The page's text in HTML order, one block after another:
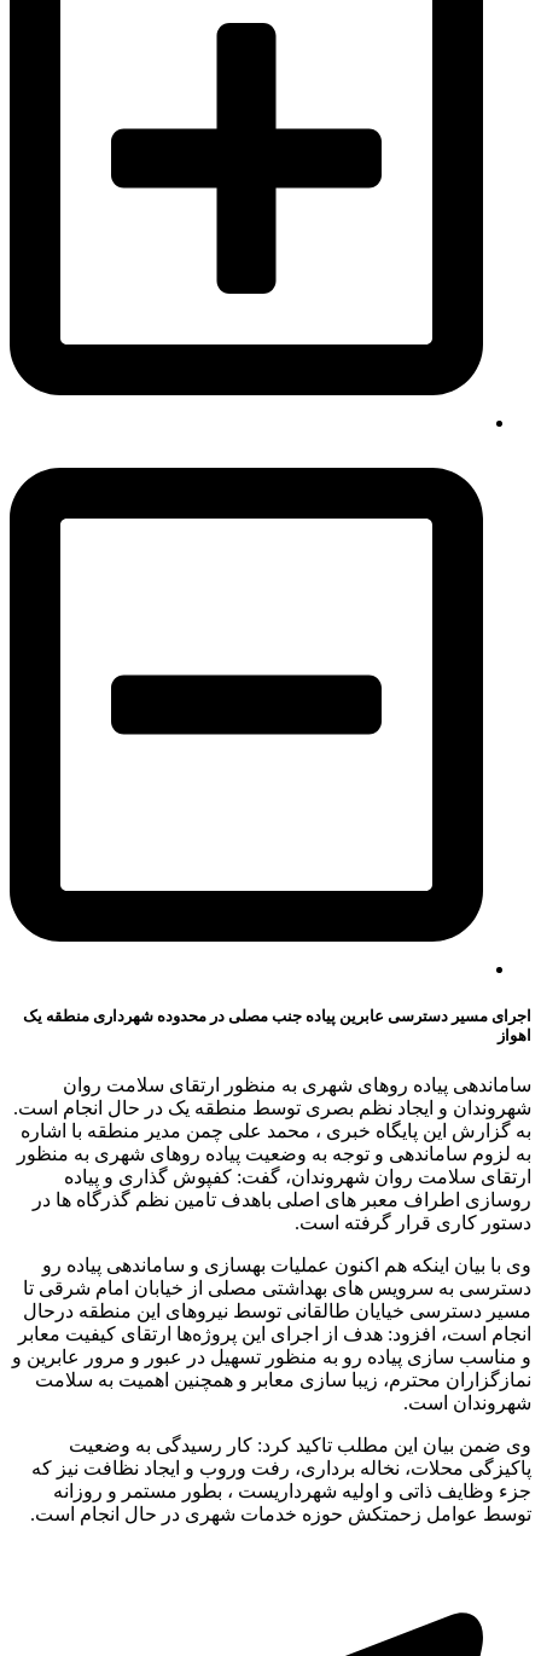
اجرای مسیر دسترسی عابرین پیاده جنب مصلی در محدوده شهرداری منطقه یک
اهواز
ساماندهی پیاده رو‌های شهری به منظور ارتقای سلامت روان
شهروندان و ایجاد نظم بصری توسط منطقه یک در حال انجام است.
به گزارش این پایگاه خبری ، محمد علی چمن مدیر منطقه با اشاره
به لزوم ساماندهی و توجه به وضعیت پیاده رو‌های شهری به منظور
ارتقای سلامت روان شهروندان، گفت: کفپوش گذاری و پیاده
روسازی اطراف معبر های اصلی باهدف تامین نظم گذرگاه ها در
دستور کاری قرار گرفته است.
وی با بیان اینکه هم اکنون عملیات بهسازی و ساماندهی پیاده رو
دسترسی به سرویس های بهداشتی مصلی از خیابان امام شرقی تا
مسیر دسترسی خیایان طالقانی توسط نیروهای این منطقه درحال
انجام است‌، افزود: هدف از اجرای این پروژه‌ها ارتقای کیفیت معابر
و مناسب سازی پیاده رو‌ به منظور تسهیل در عبور و مرور عابرین و
نمازگزاران محترم، زیبا سازی معابر و همچنین اهمیت به سلامت
شهروندان است.
وی ضمن بیان این مطلب تاکید کرد: کار رسیدگی به وضعیت
پاکیزگی محلات، نخاله برداری، رفت وروب و ایجاد نظافت نیز که
جزء وظایف ذاتی و اولیه شهرداریست ، بطور مستمر و روزانه
توسط عوامل زحمتکش حوزه خدمات شهری در حال انجام است.